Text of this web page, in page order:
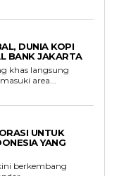
DUNIA KOPI
BANK JAKARTA
khas langsung
area...
UNTUK
YANG
berkembang